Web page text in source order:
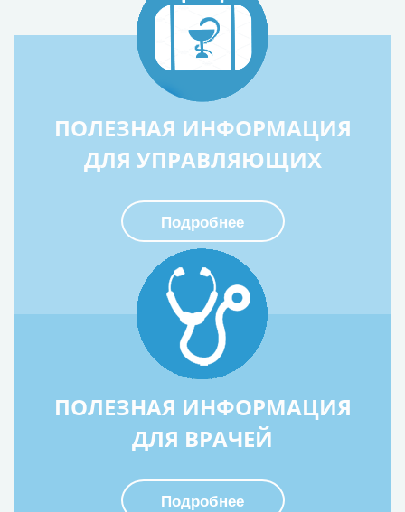
ПОЛЕЗНАЯ ИНФОРМАЦИЯ
ДЛЯ УПРАВЛЯЮЩИХ
Подробнее
ПОЛЕЗНАЯ ИНФОРМАЦИЯ
ДЛЯ ВРАЧЕЙ
Подробнее